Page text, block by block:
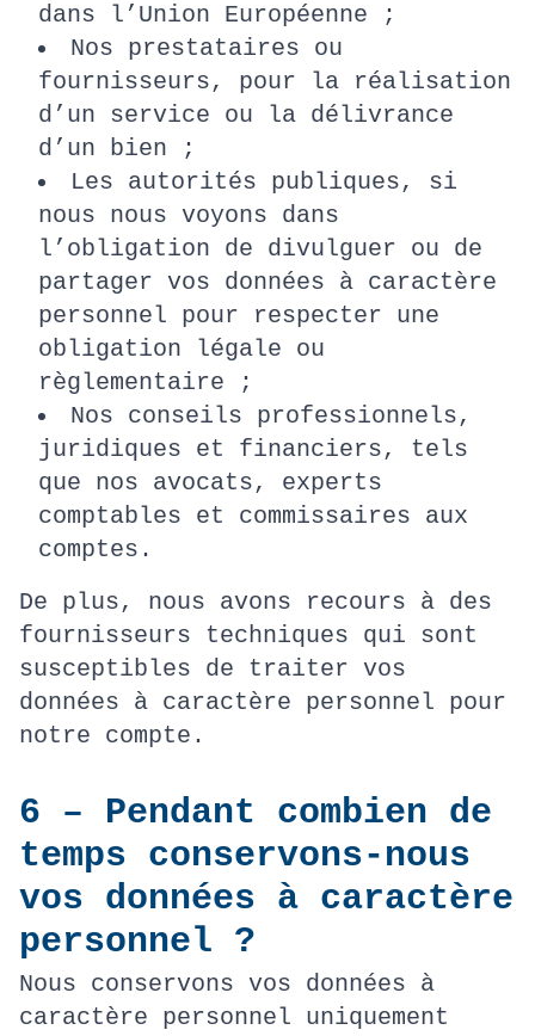
dans l’Union Européenne ;
Nos prestataires ou
fournisseurs, pour la réalisation
d’un service ou la délivrance
d’un bien ;
Les autorités publiques, si
nous nous voyons dans
l’obligation de divulguer ou de
partager vos données à caractère
personnel pour respecter une
obligation légale ou
règlementaire ;
Nos conseils professionnels,
juridiques et financiers, tels
que nos avocats, experts
comptables et commissaires aux
comptes.
De plus, nous avons recours à des
fournisseurs techniques qui sont
susceptibles de traiter vos
données à caractère personnel pour
notre compte.
6 – Pendant combien de
temps conservons-nous
vos données à caractère
personnel ?
Nous conservons vos données à
caractère personnel uniquement